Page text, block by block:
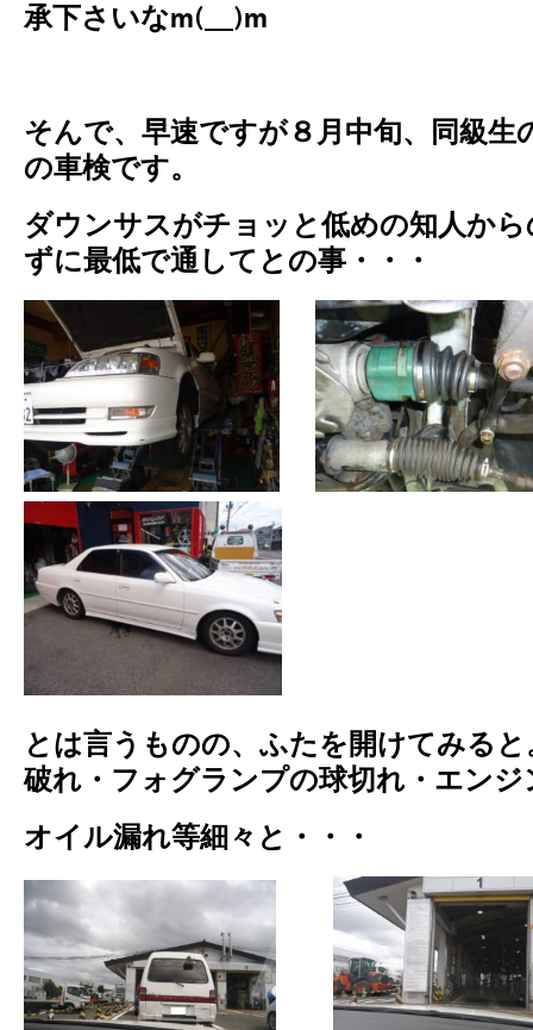
承下さいなm(__)m
そんで、早速ですが８月中旬、同級生
の車検です。
ダウンサスがチョッと低めの知人か
ずに最低で通してとの事・・・
とは言うものの、ふたを開けてみる
破れ・フォグランプの球切れ・エンジ
オイル漏れ等細々と・・・